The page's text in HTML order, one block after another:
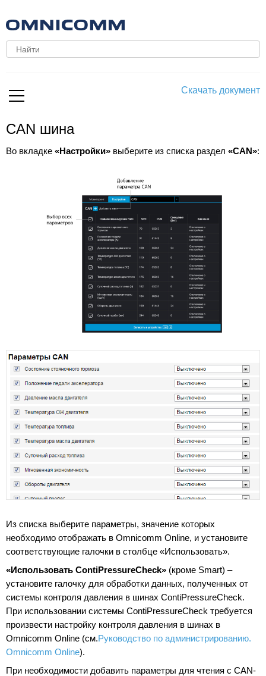
Скачать документ
CAN шина
Во вкладке «Настройки» выберите из списка раздел «CAN»:
Из списка выберите параметры, значение которых
необходимо отображать в Omnicomm Online, и установите
соответствующие галочки в столбце «Использовать».
«Использовать ContiPressureCheck» (кроме Smart) –
установите галочку для обработки данных, полученных от
системы контроля давления в шинах ContiPressureCheck.
При использовании системы ContiPressureCheck требуется
произвести настройку контроля давления в шинах в
Omnicomm Online (см.Руководство по администрированию.
Omnicomm Online).
При необходимости добавить параметры для чтения с CAN-